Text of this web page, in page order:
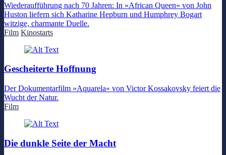
Wiederaufführung nach 70 Jahren: In »African Queen« von John
Huston liefern sich Katharine Hepburn und Humphrey Bogart
witzige, charmante Duelle.
Film Kinostarts
Gescheiterte Hoffnung
Der Dokumentarfilm »Aquarela« von Victor Kossakovsky feiert die
Wucht der Natur.
Film
Die dunkle Seite der Macht